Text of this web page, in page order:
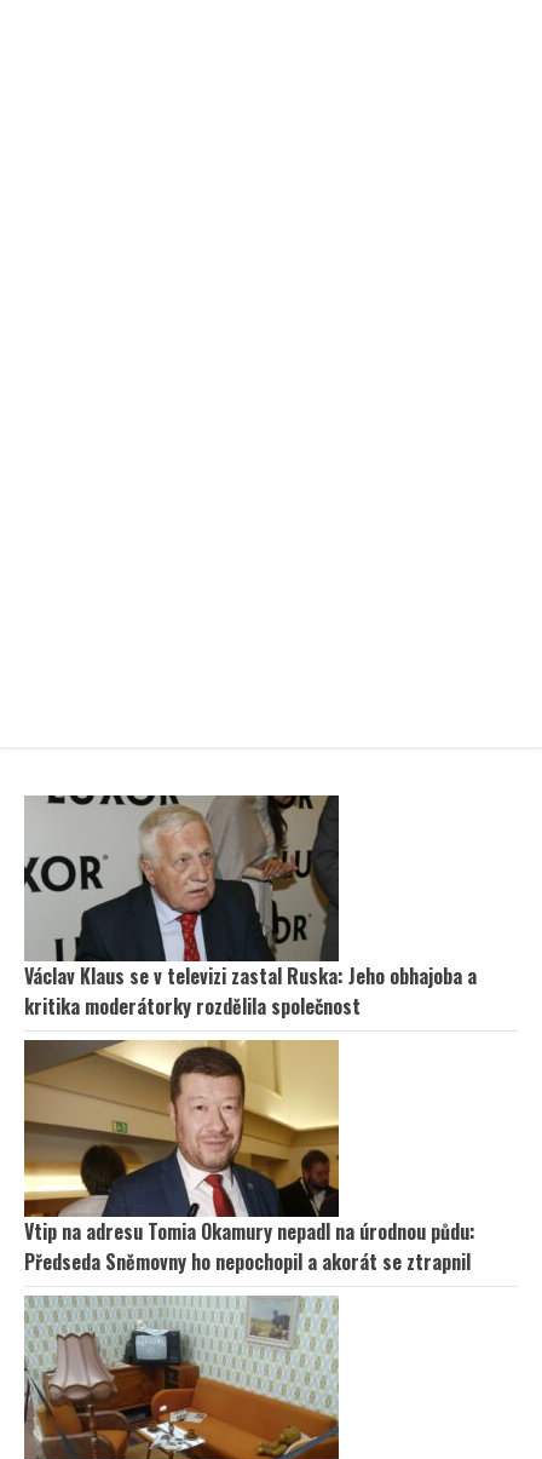
Václav Klaus se v televizi zastal Ruska: Jeho obhajoba a
kritika moderátorky rozdělila společnost
Vtip na adresu Tomia Okamury nepadl na úrodnou půdu:
Předseda Sněmovny ho nepochopil a akorát se ztrapnil